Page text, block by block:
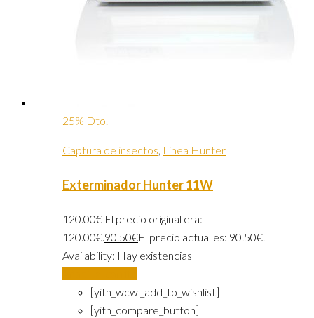
25% Dto.
Captura de insectos Linea Hunter
Exterminador Hunter 11W
120.00€ El precio original era:
120.00€.90.50€El precio actual es: 90.50€.
Availability: Hay existencias
[yith_wcwl_add_to_wishlist]
[yith_compare_button]